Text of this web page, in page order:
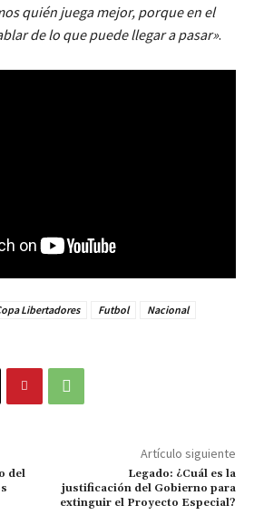
quién juega mejor, porque en el
de lo que puede llegar a pasar».
Libertadores Futbol
Nacional
del
Artículo siguiente
Legado: ¿Cuál es la
justificación del Gobierno para
extinguir el Proyecto Especial?